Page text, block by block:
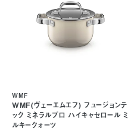
WMF(ヴェーエムエフ) フュージョンテ
ック ミネラルプロ ハイキャセロール ミ
ルキークォーツ
WMF